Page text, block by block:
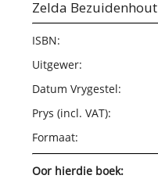
Zelda Bezuidenhout
ISBN:
Uitgewer:
Datum Vrygestel:
Prys (incl. VAT):
Formaat:
Oor hierdie boek: